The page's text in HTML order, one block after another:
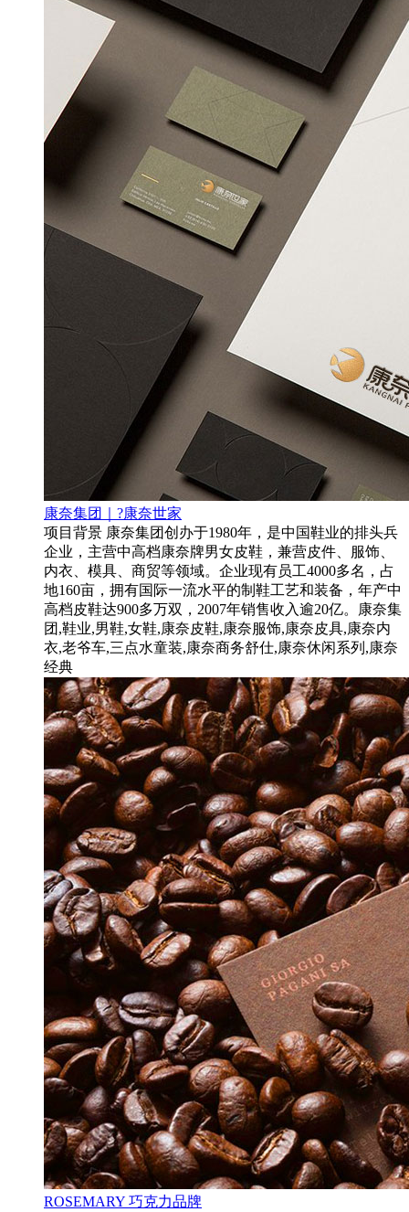
康奈集团｜?康奈世家
项目背景 康奈集团创办于1980年，是中国鞋业的排头兵
企业，主营中高档康奈牌男女皮鞋，兼营皮件、服饰、
内衣、模具、商贸等领域。企业现有员工4000多名，占
地160亩，拥有国际一流水平的制鞋工艺和装备，年产中
高档皮鞋达900多万双，2007年销售收入逾20亿。康奈集
团,鞋业,男鞋,女鞋,康奈皮鞋,康奈服饰,康奈皮具,康奈内
衣,老爷车,三点水童装,康奈商务舒仕,康奈休闲系列,康奈
经典
ROSEMARY 巧克力品牌